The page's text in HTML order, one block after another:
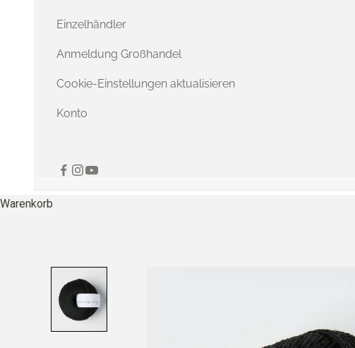
Einzelhändler
Anmeldung Großhandel
Cookie-Einstellungen aktualisieren
Konto
Warenkorb